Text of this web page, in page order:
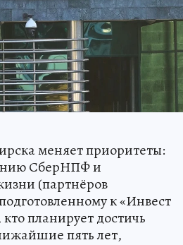
меняет приоритеты:
СберНПФ и
(партнёров
к «Инвест
планирует достичь
пять лет,